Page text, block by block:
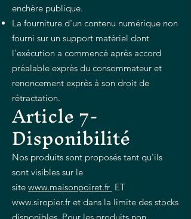
enchère publique.
La fourniture d'un contenu numérique non
fourni sur un support matériel dont
l'exécution a commencé après accord
préalable exprès du consommateur et
renoncement exprès à son droit de
rétractation.
Article 7-
Disponibilité
Nos produits sont proposés tant qu'ils
sont visibles sur le
site www.maisonpoiret.fr ET
www.siropier.fr et dans la limite des stocks